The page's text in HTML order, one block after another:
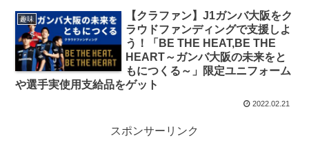
趣味
【クラファン】J1ガンバ大阪をク
ラウドファンディングで支援しよ
う！「BE THE HEAT,BE THE
HEART～ガンバ大阪の未来をと
もにつくる～」限定ユニフォーム
や選手実使用支給品をゲット
2022.02.21
スポンサーリンク